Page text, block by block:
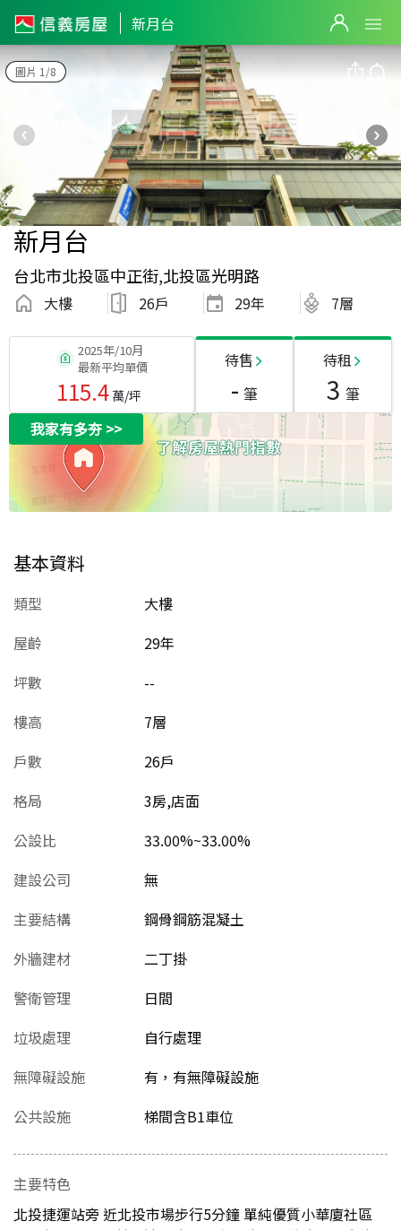
新月台
圖片 1/8
新月台
台北市北投區中正街,北投區光明路
大樓 26戶 29年 7層
2025年/10月
最新平均單價
115.4萬/坪
待售
- 筆
待租
3 筆
我家有多夯>>
基本資料
類型
大樓
屋齡
29年
坪數
--
樓高
7層
戶數
26戶
格局
3房,店面
公設比
33.00%~33.00%
建設公司
無
主要結構
鋼骨鋼筋混凝土
外牆建材
二丁掛
警衛管理
日間
垃圾處理
自行處理
無障礙設施
有，有無障礙設施
公共設施
梯間含B1車位
主要特色
北投捷運站旁 近北投市場步行5分鐘 單純優質小華廈社區